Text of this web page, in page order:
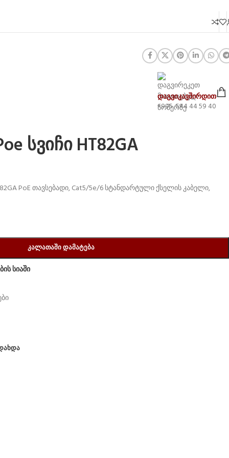
დაგვიკავშირდით
+995 544 44 59 40
სვიჩი HT82GA
PoE თავსებადი, Cat5/5e/6 სტანდარტული ქსელის კაბელი,
ᲙᲐᲚᲐᲗᲐᲨᲘ ᲓᲐᲛᲐᲢᲔᲑᲐ
სიაში